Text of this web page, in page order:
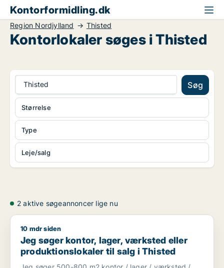
Kontorformidling.dk
Region Nordjylland Thisted
Kontorlokaler søges i Thisted
Thisted Søg
Type
Leje/salg
Størrelse
2 aktive søgeannoncer lige nu
Jeg søger kontor, lager, værksted eller produktionslokaler
10 mdr siden
Jeg søger kontor, lager, værksted eller
produktionslokaler til salg i Thisted